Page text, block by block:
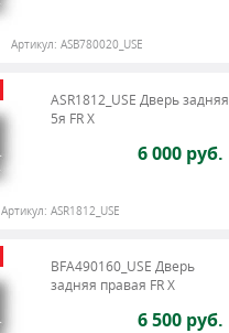
Артикул: ASB780020_USE
ASR1812_USE Дверь задняя
5я FR X
6 000 руб.
Артикул: ASR1812_USE
BFA490160_USE Дверь
задняя правая FR X
6 500 руб.